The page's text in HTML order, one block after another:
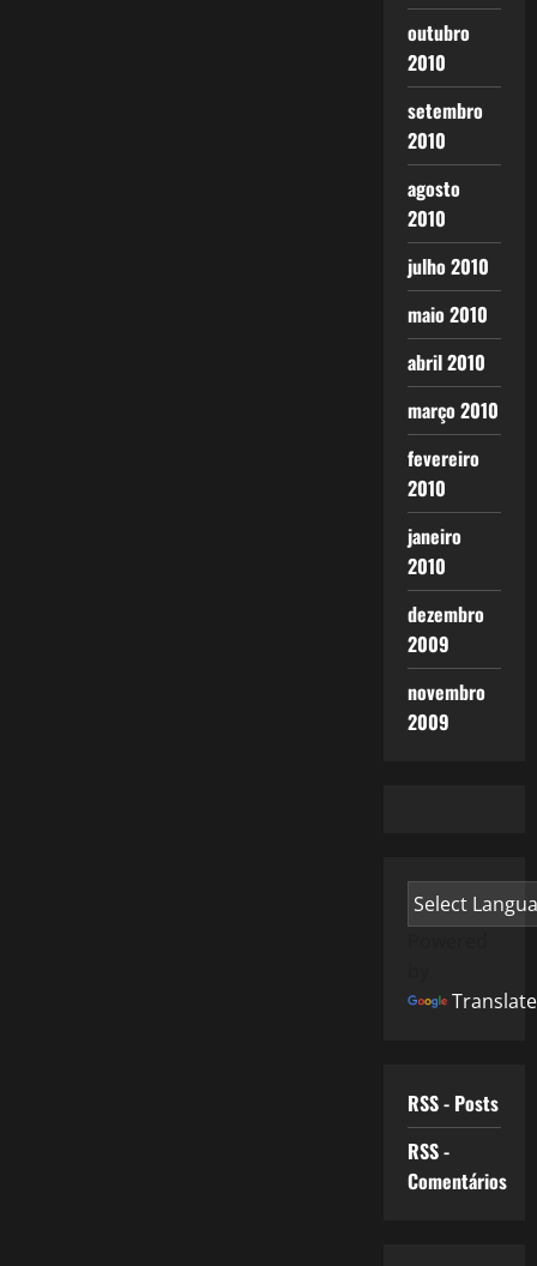
outubro
2010
setembro
2010
agosto
2010
julho 2010
maio 2010
abril 2010
março 2010
fevereiro
2010
janeiro
2010
dezembro
2009
novembro
2009
Translate
RSS - Posts
RSS -
Comentários